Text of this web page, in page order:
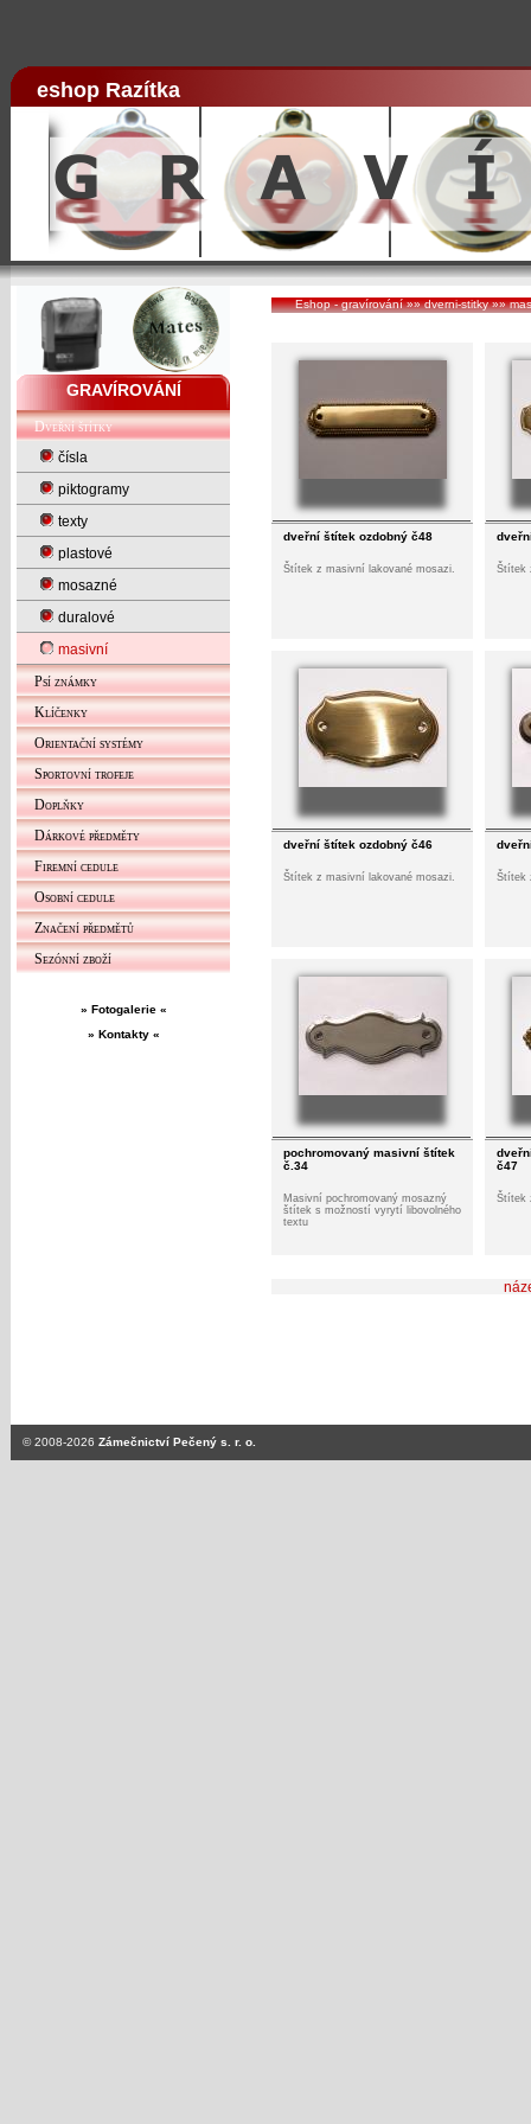
eshop Razítka
GRAVÍROVÁNÍ
Dveřní štítky
čísla
piktogramy
texty
plastové
mosazné
duralové
masivní
Psí známky
Klíčenky
Orientační systémy
Sportovní trofeje
Doplňky
Dárkové předměty
Firemní cedule
Osobní cedule
Značení předmětů
Sezónní zboží
» Fotogalerie «
» Kontakty «
Eshop - gravírování»»dverni-stitky»»
dveřní štítek ozdobný č48
Štítek z masivní lakované mosazi. Štítek
dveřní štítek ozdobný č46
Štítek z masivní lakované mosazi. Štítek
pochromovaný masivní štítek
č.34
Masivní pochromovaný mosazný
štítek s možností vyrytí libovolného
textu
č47
Štítek
© 2008-2026 Zámečnictví Pečený s. r. o.